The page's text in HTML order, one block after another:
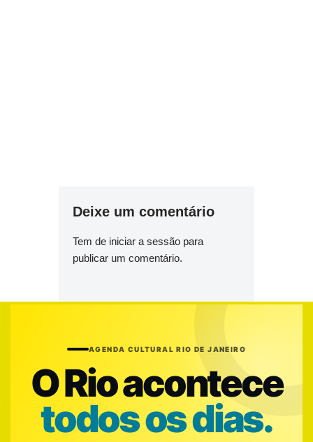
Deixe um comentário
Tem de iniciar a sessão para
publicar um comentário.
AGENDA CULTURAL RIO DE JANEIRO
O Rio acontece
todos os dias.